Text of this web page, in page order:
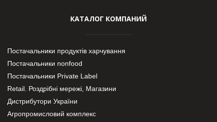
КАТАЛОГ КОМПАНИЙ
Постачальники продуктів харчування
Постачальники nonfood
Постачальники Private Label
Retail. Роздрібні мережі, Магазини
Дистрибутори України
Агропромисловий комплекс